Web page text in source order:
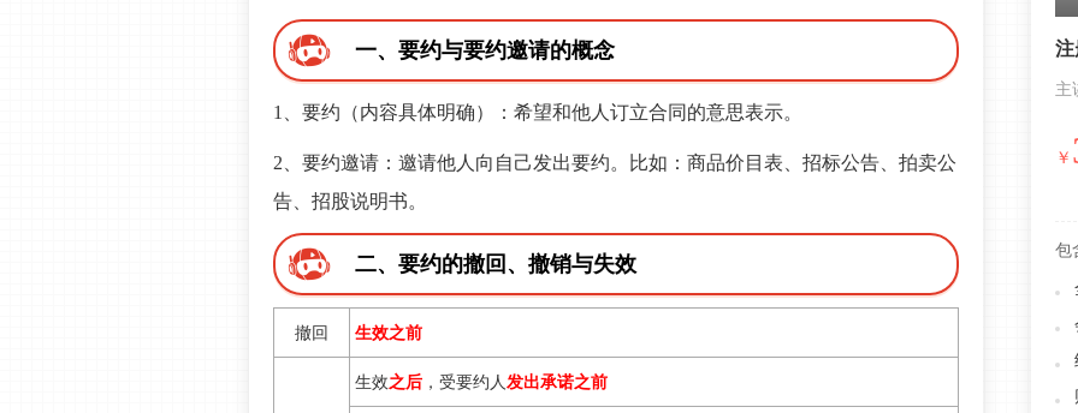
一、要约与要约邀请的概念
1、要约（内容具体明确）：希望和他人订立合同的意思表示。
2、要约邀请：邀请他人向自己发出要约。比如：商品价目表、招标公告、拍卖公
告、招股说明书。
二、要约的撤回、撤销与失效
撤回 生效之前
生效之后 ，受要约人发出承诺之前
注
主
￥
包